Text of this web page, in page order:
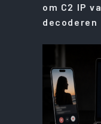
om C2 IP
decoderen